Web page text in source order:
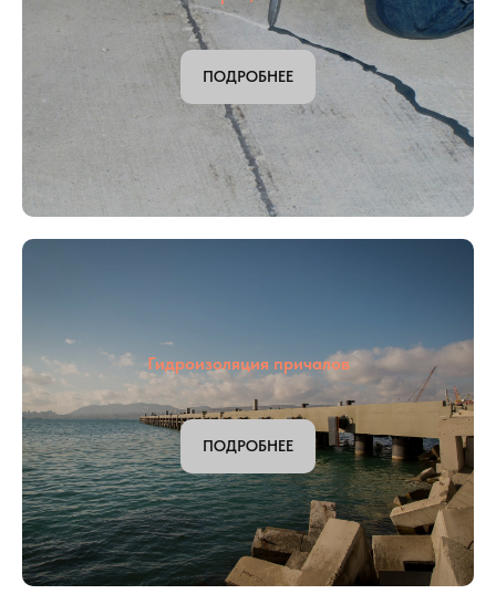
Ремонт трещин в бетоне